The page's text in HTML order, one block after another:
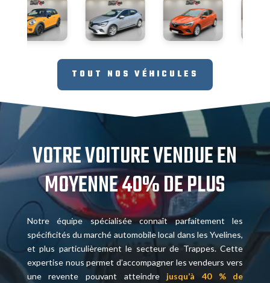
TOUT NOS VÉHICULES
VOTRE VOITURE VENDUE EN
MOYENNE 40% DE PLUS
Notre équipe spécialisée connaît parfaitement les
spécificités du marché automobile local dans les Yvelines,
et plus particulièrement le secteur de Trappes. Cette
expertise nous permet d’accompagner les vendeurs vers
une revente pouvant atteindre jusqu’à 40 % de